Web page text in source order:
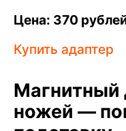
Цена: 370
Купить адаптер
Магнитный
ножей —